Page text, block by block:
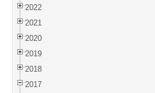
2022
2021
2020
2019
2018
2017